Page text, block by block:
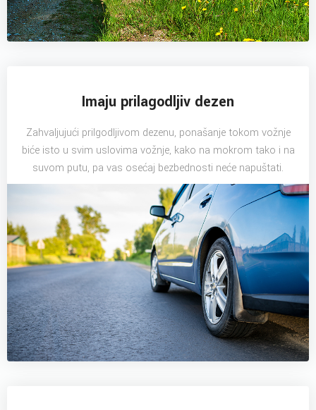
Imaju prilagodljiv dezen
Zahvaljujući prilgodljivom dezenu, ponašanje tokom vožnje
biće isto u svim uslovima vožnje, kako na mokrom tako i na
suvom putu, pa vas osećaj bezbednosti neće napuštati.